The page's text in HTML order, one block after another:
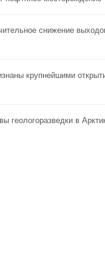
снижение
крупнейшими
геологоразведки в